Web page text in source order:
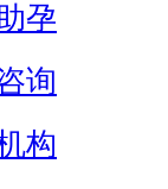
孕
询
构